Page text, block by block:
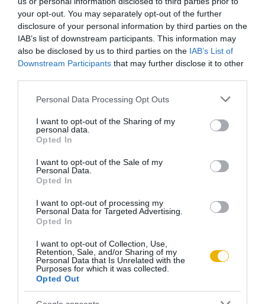
your opt-out. You may separately opt-out of the further
disclosure of your personal information by third parties on the
IAB’s list of downstream participants. This information may
also be disclosed by us to third parties on the IAB’s List of
Downstream Participants that may further disclose it to other
Please note that this website/app uses one or more Google
not limited to your visit or usage behaviour. You may click to
grant or deny consent to Google and its third-party tags to
use your data for below specified purposes in below Google
consent section.
Personal Data Processing Opt Outs
I want to opt-out of the Sharing of my
personal data.
Opted In
I want to opt-out of the Sale of my
Personal Data.
Opted In
I want to opt-out of processing my
Personal Data for Targeted Advertising.
Opted In
I want to opt-out of Collection, Use,
Retention, Sale, and/or Sharing of my
Personal Data that Is Unrelated with the
Purposes for which it was collected.
Opted Out
Részt vett a júniusi és júliusi haditanácsokon, augusztus 11-